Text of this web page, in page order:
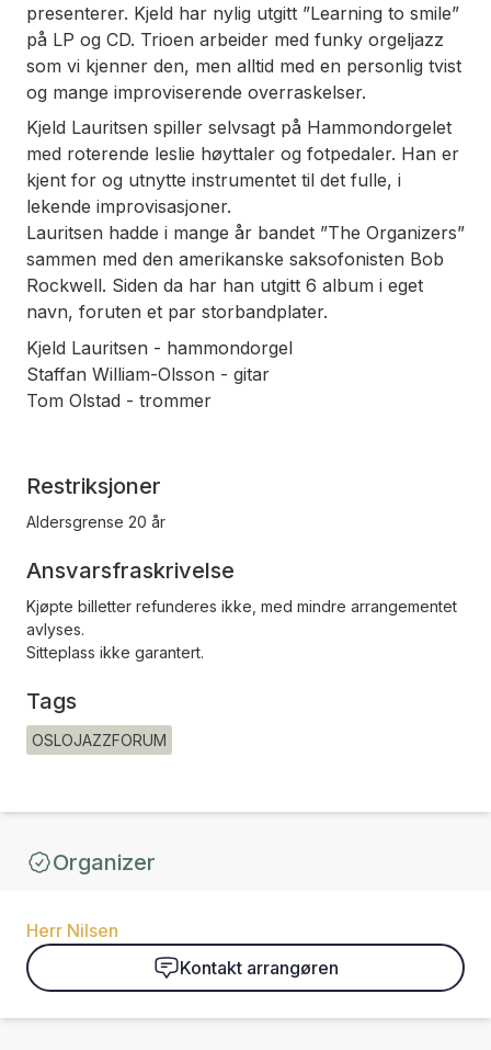
presenterer. Kjeld har nylig utgitt ”Learning to smile”
på LP og CD. Trioen arbeider med funky orgeljazz
som vi kjenner den, men alltid med en personlig tvist
og mange improviserende overraskelser.
Kjeld Lauritsen spiller selvsagt på Hammondorgelet
med roterende leslie høyttaler og fotpedaler. Han er
kjent for og utnytte instrumentet til det fulle, i
lekende improvisasjoner.
Lauritsen hadde i mange år bandet ”The Organizers”
sammen med den amerikanske saksofonisten Bob
Rockwell. Siden da har han utgitt 6 album i eget
navn, foruten et par storbandplater.
Kjeld Lauritsen - hammondorgel
Staffan William-Olsson - gitar
Tom Olstad - trommer
Restriksjoner
Aldersgrense 20 år
Ansvarsfraskrivelse
Kjøpte billetter refunderes ikke, med mindre arrangementet
avlyses.
Sitteplass ikke garantert.
Tags
OSLOJAZZFORUM
Organizer
Herr Nilsen
Kontakt arrangøren